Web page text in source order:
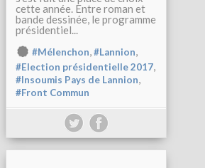
cette année. Entre roman et
bande dessinée, le programme
présidentiel...
#Mélenchon,#Lannion,
#Election présidentielle 2017,
#Insoumis Pays de Lannion,
#Front Commun